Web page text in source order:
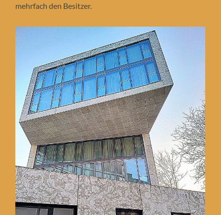
mehrfach den Besitzer.